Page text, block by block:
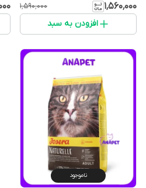
۱٬۵۶۰٬۰۰۰ ۱٬۵۹۰٬۰۰۰
افزودن به سبد
ناموجود